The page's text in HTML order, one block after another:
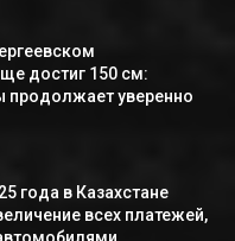
достиг 150 см:
продолжает уверенно
года в Казахстане
всех платежей,